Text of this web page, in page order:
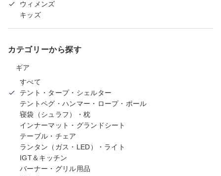
ウィメンズ
キッズ
カテゴリーから探す
ギア
すべて
テント・タープ・シェルター
テントペグ・ハンマー・ロープ・ポール
寝袋（シュラフ）・枕
インナーマット・グランドシート
テーブル・チェア
ランタン（ガス・LED）・ライト
IGT＆キッチン
バーナー・グリル用品